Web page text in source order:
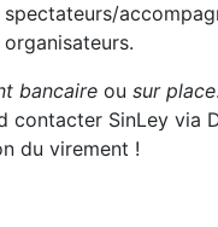
spectateurs/
bancaire ou sur place
contacter SinLey via
du virement !